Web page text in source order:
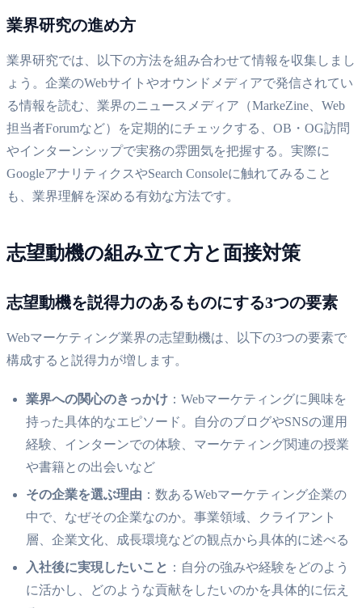
業界研究の進め方
業界研究では、以下の方法を組み合わせて情報を収集しまし
ょう。企業のWebサイトやオウンドメディアで発信されてい
る情報を読む、業界のニュースメディア（MarkeZine、Web
担当者Forumなど）を定期的にチェックする、OB・OG訪問
やインターンシップで実務の雰囲気を把握する。実際に
GoogleアナリティクスやSearch Consoleに触れてみること
も、業界理解を深める有効な方法です。
志望動機の組み立て方と面接対策
志望動機を説得力のあるものにする3つの要素
Webマーケティング業界の志望動機は、以下の3つの要素で
構成すると説得力が増します。
業界への関心のきっかけ ：Webマーケティングに興味を
持った具体的なエピソード。自分のブログやSNSの運用
経験、インターンでの体験、マーケティング関連の授業
や書籍との出会いなど
その企業を選ぶ理由 ：数あるWebマーケティング企業の
中で、なぜその企業なのか。事業領域、クライアント
層、企業文化、成長環境などの観点から具体的に述べる
入社後に実現したいこと ：自分の強みや経験をどのよう
に活かし、どのような貢献をしたいのかを具体的に伝え